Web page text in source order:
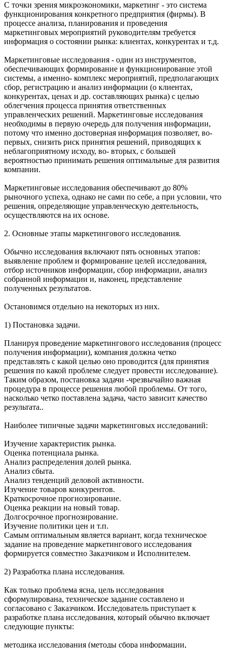
С точки зрения микроэкономики, маркетинг - это система
функционирования конкретного предприятия (фирмы). В
процессе анализа, планирования и проведения
маркетинговых мероприятий руководителям требуется
информация о состоянии рынка: клиентах, конкурентах и т.д.
Маркетинговые исследования - один из инструментов,
обеспечивающих формирование и функционирование этой
системы, а именно- комплекс мероприятий, предполагающих
сбор, регистрацию и анализ информации (о клиентах,
конкурентах, ценах и др. составляющих рынка) с целью
облегчения процесса принятия ответственных
управленческих решений. Маркетинговые исследования
необходимы в первую очередь для получения информации,
потому что именно достоверная информация позволяет, во-
первых, снизить риск принятия решений, приводящих к
неблагоприятному исходу, во- вторых, с большей
вероятностью принимать решения оптимальные для развития
компании.
Маркетинговые исследования обеспечивают до 80%
рыночного успеха, однако не сами по себе, а при условии, что
решения, определяющие управленческую деятельность,
осуществляются на их основе.
2. Основные этапы маркетингового исследования.
Обычно исследования включают пять основных этапов:
выявление проблем и формирование целей исследования,
отбор источников информации, сбор информации, анализ
собранной информации и, наконец, представление
полученных результатов.
Остановимся отдельно на некоторых из них.
1) Постановка задачи.
Планируя проведение маркетингового исследования (процесс
получения информации), компания должна четко
представлять с какой целью оно проводится (для принятия
решения по какой проблеме следует провести исследование).
Таким образом, постановка задачи -чрезвычайно важная
процедура в процессе решения любой проблемы. От того,
насколько четко поставлена задача, часто зависит качество
результата..
Наиболее типичные задачи маркетинговых исследований:
Изучение характеристик рынка.
Оценка потенциала рынка.
Анализ распределения долей рынка.
Анализ сбыта.
Анализ тенденций деловой активности.
Изучение товаров конкурентов.
Краткосрочное прогнозирование.
Оценка реакции на новый товар.
Долгосрочное прогнозирование.
Изучение политики цен и т.п.
Самым оптимальным является вариант, когда техническое
задание на проведение маркетингового исследования
формируется совместно Заказчиком и Исполнителем.
2) Разработка плана исследования.
Как только проблема ясна, цель исследования
сформулирована, техническое задание составлено и
согласовано с Заказчиком. Исследователь приступает к
разработке плана исследования, который обычно включает
следующие пункты:
методика исследования (методы сбора информации,